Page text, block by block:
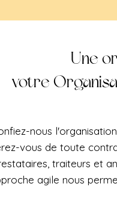
Une
votre
nous
vous de toute
traiteurs et
agile nous